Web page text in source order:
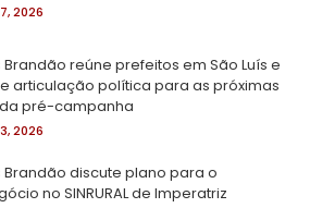
2026
reúne prefeitos em São Luís e
articulação política para as próximas
pré-campanha
2026
Brandão discute plano para o
no SINRURAL de Imperatriz